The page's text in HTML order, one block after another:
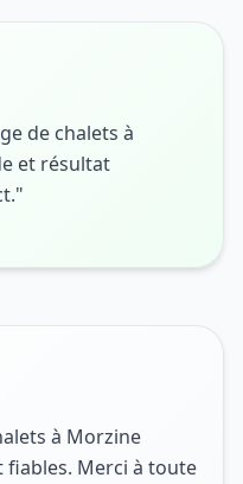
de chalets à
et résultat
à Morzine
fiables. Merci à toute